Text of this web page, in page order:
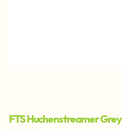
FTS Huchenstreamer Grey